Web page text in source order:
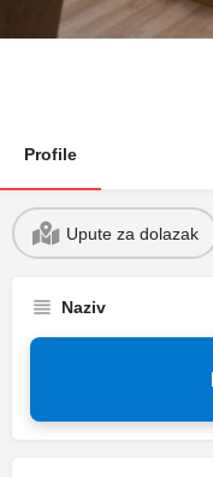
Profile
Upute za dolazak
Naziv